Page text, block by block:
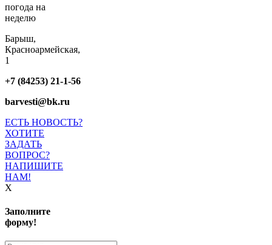
погода на
неделю
Барыш,
Красноармейская,
1
+7 (84253) 21-1-56
barvesti@bk.ru
ЕСТЬ НОВОСТЬ?
ХОТИТЕ
ЗАДАТЬ
ВОПРОС?
НАПИШИТЕ
НАМ!
X
Заполните
форму!